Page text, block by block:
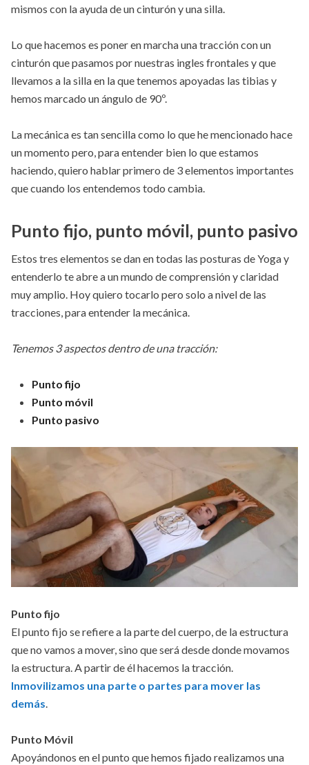
mismos con la ayuda de un cinturón y una silla.
Lo que hacemos es poner en marcha una tracción con un
cinturón que pasamos por nuestras ingles frontales y que
llevamos a la silla en la que tenemos apoyadas las tibias y
hemos marcado un ángulo de 90º.
La mecánica es tan sencilla como lo que he mencionado hace
un momento pero, para entender bien lo que estamos
haciendo, quiero hablar primero de 3 elementos importantes
que cuando los entendemos todo cambia.
Punto fijo, punto móvil, punto pasivo
Estos tres elementos se dan en todas las posturas de Yoga y
entenderlo te abre a un mundo de comprensión y claridad
muy amplio. Hoy quiero tocarlo pero solo a nivel de las
tracciones, para entender la mecánica.
Tenemos 3 aspectos dentro de una tracción:
Punto fijo
Punto móvil
Punto pasivo
Punto fijo
El punto fijo se refiere a la parte del cuerpo, de la estructura
que no vamos a mover, sino que será desde donde movamos
la estructura. A partir de él hacemos la tracción.
Inmovilizamos una parte o partes para mover las
demás.
Punto Móvil
Apoyándonos en el punto que hemos fijado realizamos una